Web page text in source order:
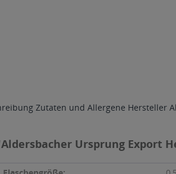
Zutaten und Allergene Hersteller
Ursprung Export